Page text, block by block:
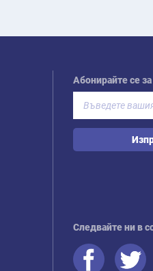
Абонирайте се
Следвайте ни в